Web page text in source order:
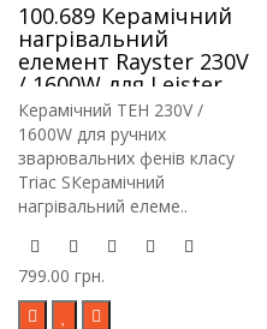
100.689 Керамічний
нагрівальний
елемент Rayster 230V
/ 1600W для Leister
Triac S, Goodizol ST,
Hot Air Tool ST та
аналогів
Керамічний ТЕН 230V /
1600W для ручних
зварювальних фенів класу
Triac SКерамічний
нагрівальний елеме..
799.00 грн.